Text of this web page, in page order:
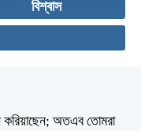
বিশ্বাস
করিয়াছেন; অতএব তোমরা